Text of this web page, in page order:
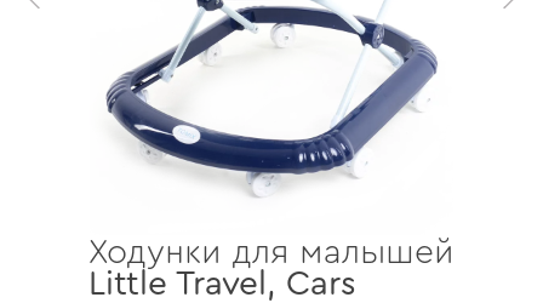
Ходунки для малышей
Little Travel , Cars